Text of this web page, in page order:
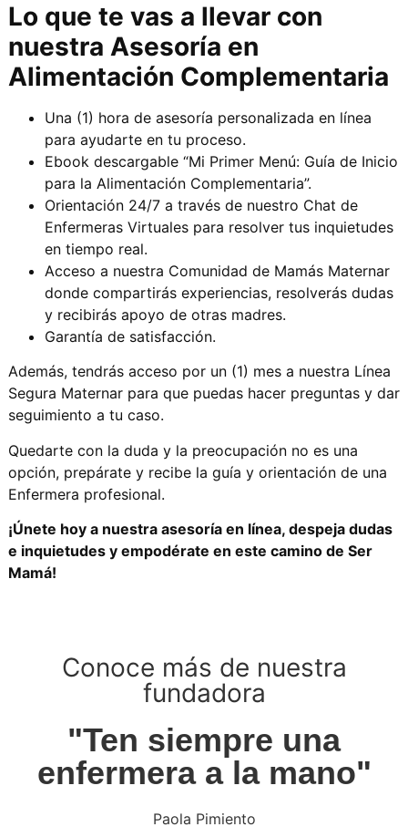
Lo que te vas a llevar con
nuestra Asesoría en
Alimentación Complementaria
Una (1) hora de asesoría personalizada en línea
para ayudarte en tu proceso.
Ebook descargable “Mi Primer Menú: Guía de Inicio
para la Alimentación Complementaria”.
Orientación 24/7 a través de nuestro Chat de
Enfermeras Virtuales para resolver tus inquietudes
en tiempo real.
Acceso a nuestra Comunidad de Mamás Maternar
donde compartirás experiencias, resolverás dudas
y recibirás apoyo de otras madres.
Garantía de satisfacción.
Además, tendrás acceso por un (1) mes a nuestra Línea
Segura Maternar para que puedas hacer preguntas y dar
seguimiento a tu caso.
Quedarte con la duda y la preocupación no es una
opción, prepárate y recibe la guía y orientación de una
Enfermera profesional.
¡Únete hoy a nuestra asesoría en línea, despeja dudas
e inquietudes y empodérate en este camino de Ser
Mamá!
Conoce más de nuestra
fundadora
"Ten siempre una
enfermera a la mano"
Paola Pimiento